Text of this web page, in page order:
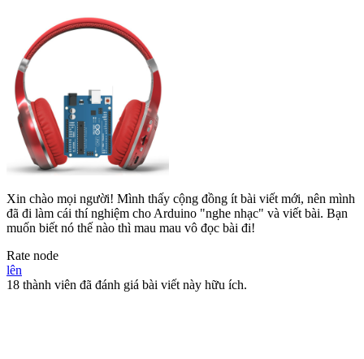
Xin chào mọi người! Mình thấy cộng đồng ít bài viết mới, nên mình
đã đi làm cái thí nghiệm cho Arduino "nghe nhạc" và viết bài. Bạn
muốn biết nó thế nào thì mau mau vô đọc bài đi!
Rate node
lên
18 thành viên đã đánh giá bài viết này hữu ích.